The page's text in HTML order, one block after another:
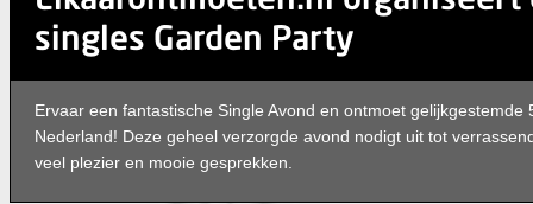
singles Garden Party
Ervaar een fantastische Single Avond en ontmoet gelijkgestemde
Nederland! Deze geheel verzorgde avond nodigt uit tot
veel plezier en mooie gesprekken.